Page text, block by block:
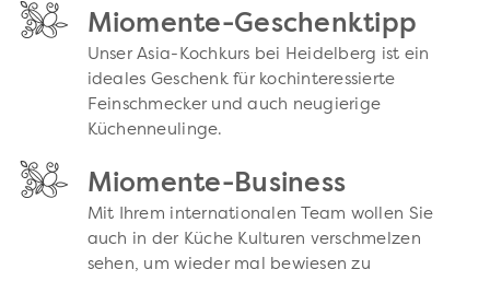
Miomente-Geschenktipp
Unser Asia-Kochkurs bei Heidelberg ist ein
ideales Geschenk für kochinteressierte
Feinschmecker und auch neugierige
Küchenneulinge.
Miomente-Business
Mit Ihrem internationalen Team wollen Sie
auch in der Küche Kulturen verschmelzen
sehen, um wieder mal bewiesen zu